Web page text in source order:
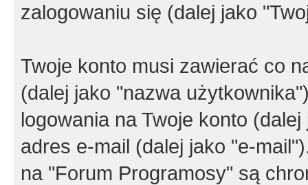
zalogowaniu się (dalej jako
Twoje konto musi zawierać co
(dalej jako "nazwa
logowania na Twoje konto
adres e-mail (dalej jako "e-
na "Forum Programosy" są